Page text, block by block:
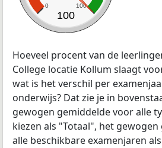
0 100
100
Hoeveel procent van de
College locatie Kollum slaagt
wat is het verschil per
onderwijs? Dat zie je in
gewogen gemiddelde voor alle
kiezen als "Totaal", het
alle beschikbare examenjaren